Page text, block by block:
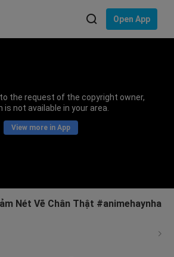
Open App
the request of the copyright owner,
is not available in your area.
View more in App
Nét Vẽ Chân Thật #animehaynha